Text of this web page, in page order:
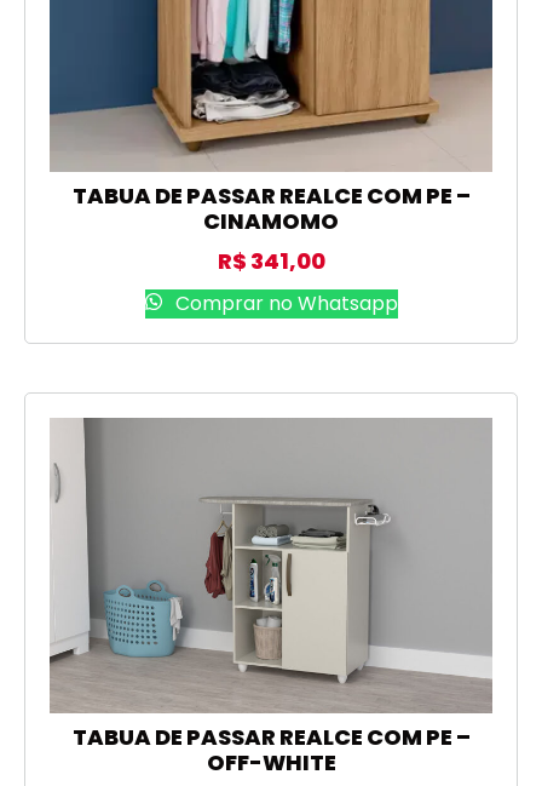
TABUA DE PASSAR REALCE COM PE –
CINAMOMO
R$ 341,00
Comprar no Whatsapp
TABUA DE PASSAR REALCE COM PE –
OFF-WHITE